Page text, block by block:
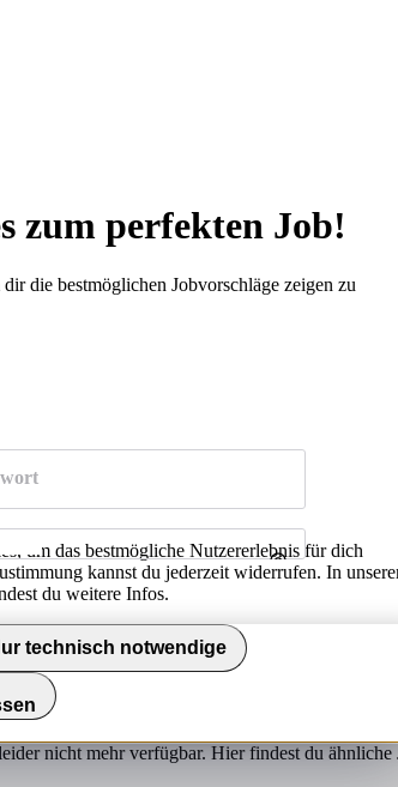
nicht mehr verfügbar. Hier findest du ähnliche
zum perfekten Job!
die bestmöglichen Jobvorschläge zeigen zu
um das bestmögliche Nutzererlebnis für dich
kannst du jederzeit widerrufen. In
du weitere Infos.
technisch notwendige